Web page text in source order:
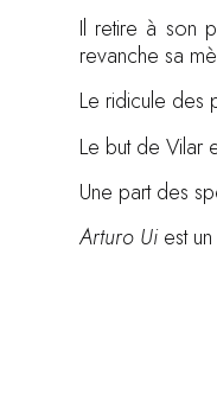
Il retire à son
revanche sa
Le ridicule des
Le but de Vilar
Une part des
Arturo Uiest